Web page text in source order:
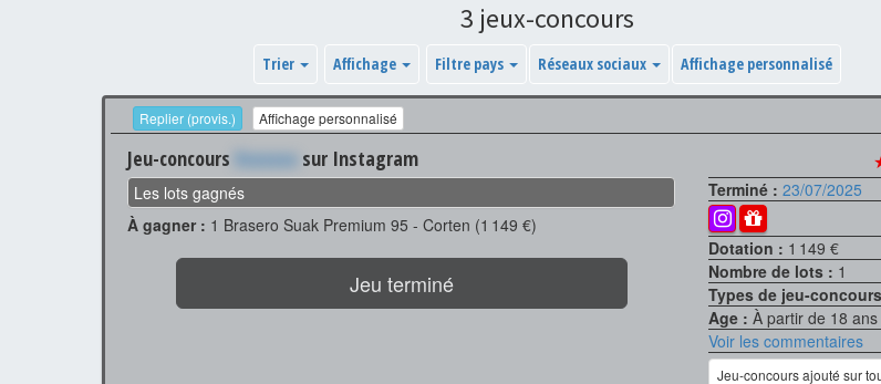
3 jeux-concours
Trier Affichage Filtre pays Réseaux sociaux Affichage personnalisé
Replier (provis.) Affichage personnalisé
Jeu-concours Xxxxxxx sur Instagram
Les lots gagnés
À gagner : 1 Brasero Suak Premium 95 - Corten (1 149 €)
Jeu terminé
Terminé :23/07/2025
Dotation : 1 149 €
Nombre de lots : 1
Types de jeu-
Age :À partir de 18 ans
Voir les commentaires
Jeu-concours ajouté sur